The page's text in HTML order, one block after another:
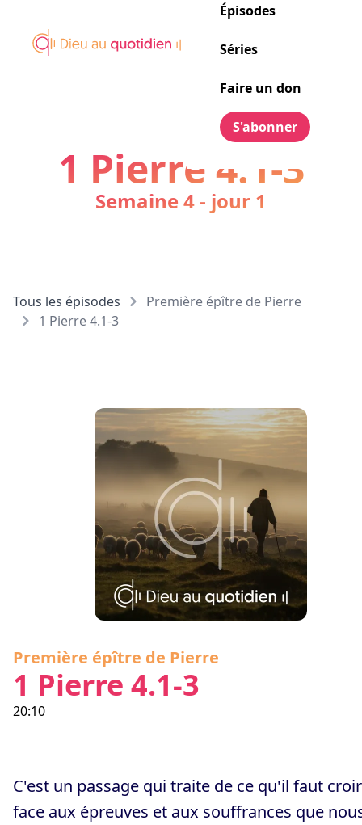
Épisodes
Séries
Faire un don
S'abonner
1 Pierre 4.1-3
Semaine 4 - jour 1
Tous les épisodes
Première épître de Pierre
1 Pierre 4.1-3
Première épître de Pierre
1 Pierre 4.1-3
20:10
C'est un passage qui traite de ce qu'il faut
face aux épreuves et aux souffrances que